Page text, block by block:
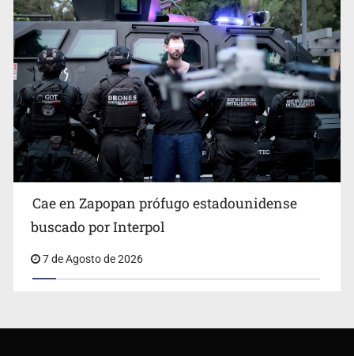
Cae en Zapopan prófugo estadounidense
buscado por Interpol
7 de Agosto de 2026